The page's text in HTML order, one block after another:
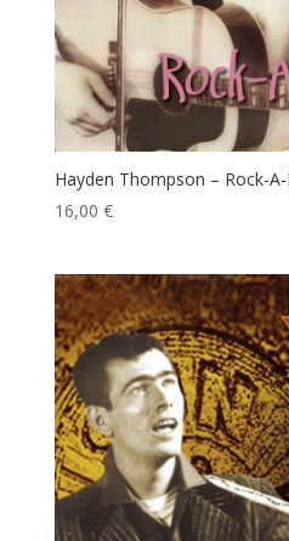
Hayden Thompson – Rock-
16,00 €